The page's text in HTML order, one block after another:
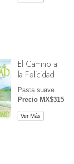
El Camino a
la Felicidad
Pasta suave
Precio MX$315
Ver Más